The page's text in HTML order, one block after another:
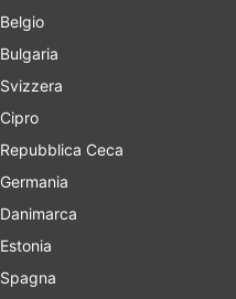
Belgio
Bulgaria
Svizzera
Cipro
Repubblica Ceca
Germania
Danimarca
Estonia
Spagna